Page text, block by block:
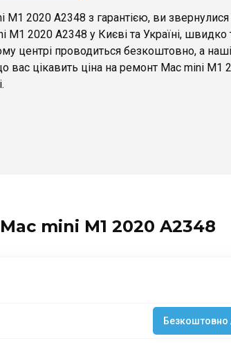
2020 A2348 з гарантією, ви
2020 A2348 у Києві та Україні, швидко
центрі проводиться безкоштовно, а
цікавить ціна на ремонт Mac mini M1
mini M1 2020 A2348
Безкоштовно